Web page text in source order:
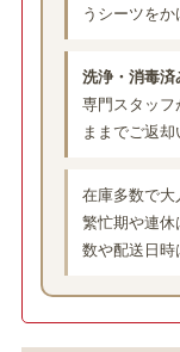
うシーツをか
洗浄・消毒済
専門スタッフ
ままでご返却
在庫多数で大
繁忙期や連休
数や配送日時